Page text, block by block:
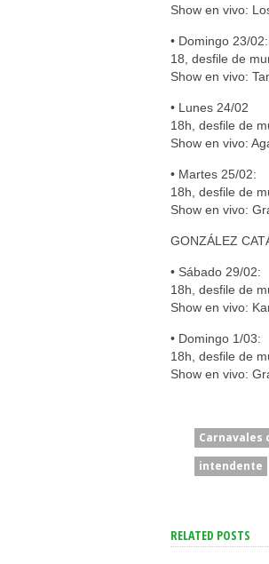
Show en vivo:
• Domingo 23/02:
18, desfile de
Show en vivo:
• Lunes 24/02
18h, desfile de
Show en vivo:
• Martes 25/02:
18h, desfile de
Show en vivo:
GONZÁLEZ
• Sábado 29/02:
18h, desfile de
Show en vivo:
• Domingo 1/03:
18h, desfile de
Show en vivo:
Carnavales
intendente
RELATED POSTS